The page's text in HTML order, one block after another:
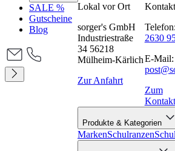
SALE %
Gutscheine
Blog
Lokal vor Ort
sorger's GmbH
Industriestraße
34 56218
Mülheim-Kärlich
Zur Anfahrt
Kontakt
Telefon:
2630
E-Mail:
Zum
Produkte & Kategorien
MarkenSchulranzen